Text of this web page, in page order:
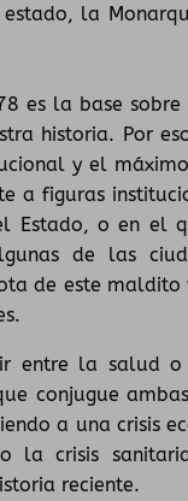
la
es la base
historia. Por
y el
a figuras
Estado, o en el
de las
de este maldito
entre la salud
conjugue
a una crisis
la crisis
reciente.